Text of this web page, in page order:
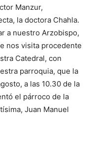
Manzur,
la doctora Chahla.
a nuestro Arzobispo,
nos visita procedente
Catedral, con
parroquia, que la
a las 10.30 de la
el párroco de la
Juan Manuel